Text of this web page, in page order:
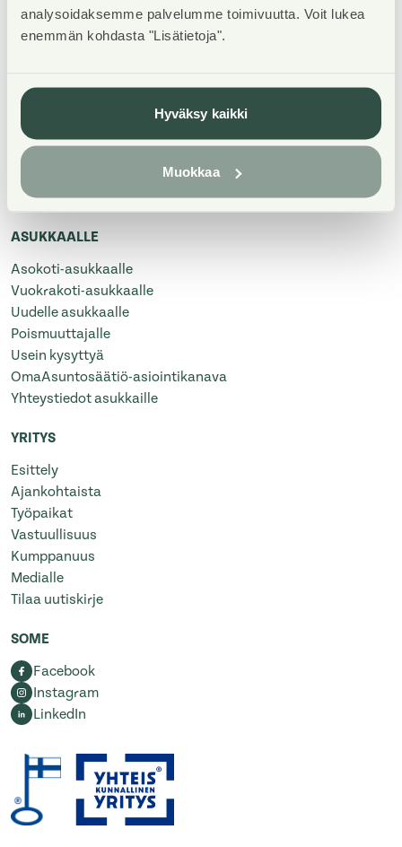
analysoidaksemme palvelumme toimivuutta. Voit lukea
enemmän kohdasta "Lisätietoja".
Hyväksy kaikki
Muokkaa
09- ja 020-alkuisiin numeroihimme soittamalla voit asioida
kanssamme paikallis- ja mobiiliverkkomaksun hinnalla.
Asumisoikeusasuminen
Vuokra-asuminen
Omistusasunnot
Hitas
ASUKKAALLE
Asokoti-asukkaalle
Vuokrakoti-asukkaalle
Uudelle asukkaalle
Poismuuttajalle
Usein kysyttyä
OmaAsuntosäätiö-asiointikanava
Yhteystiedot asukkaille
YRITYS
Esittely
Ajankohtaista
Työpaikat
Vastuullisuus
Kumppanuus
Medialle
Tilaa uutiskirje
SOME
Facebook
Instagram
LinkedIn